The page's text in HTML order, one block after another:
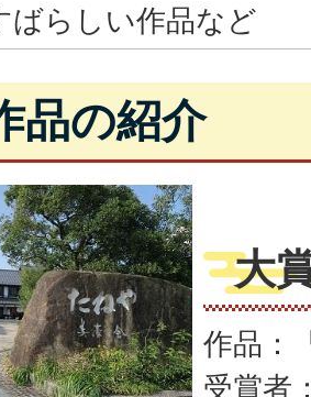
ばらしい作品など
品の紹介
大
作品：
受賞者